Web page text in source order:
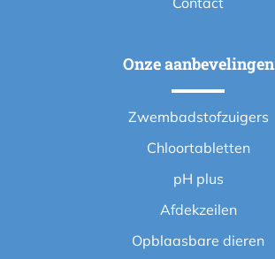
Onze aanbevelingen
Zwembadstofzuigers
Chloortabletten
pH plus
Afdekzeilen
Opblaasbare dieren